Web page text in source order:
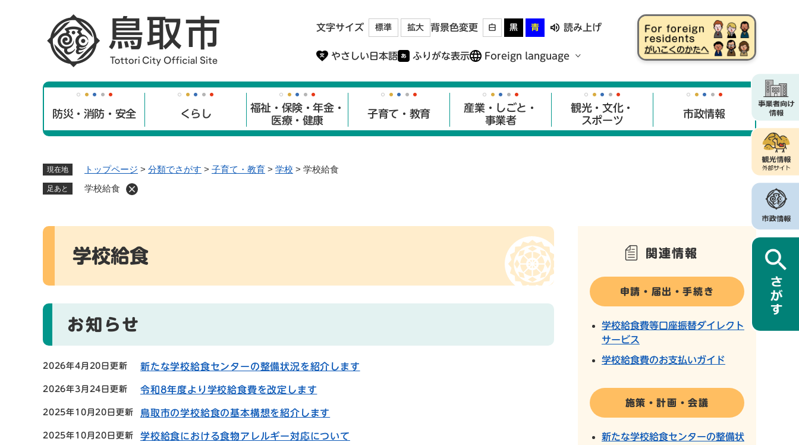
文字サイズ 標準 拡大 背景色変更 白 黒 青 読み上げ
やさしい日本語 ふりがな表示 Foreign language
防災・消防・安全 くらし
福祉・保険・年金・
医療・健康
子育て・教育
産業・しごと・
事業者
観光・文化・
スポーツ
市政情報
現在地 トップページ > 分類でさがす > 子育て・教育 > 学校 > 学校給食
足あと 学校給食
本
学校給食
お知らせ
2026年4月20日更新 新たな学校給食センターの整備状況を紹介します
2026年3月24日更新 令和8年度より学校給食費を改定します
2025年10月20日更新 鳥取市の学校給食の基本構想を紹介します
2025年10月20日更新 学校給食における食物アレルギー対応について
関連情報
申請・届出・手続き
学校給食費等口座振替ダイレクト
サービス
学校給食費のお支払いガイド
施策・計画・会議
新たな学校給食センターの整備状